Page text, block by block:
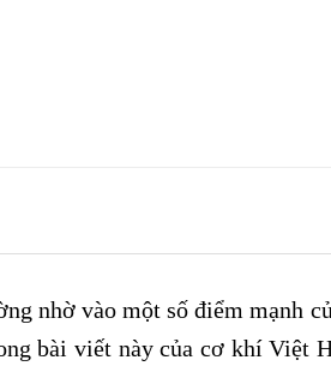
nhờ vào một số điểm mạnh
bài viết này của cơ khí Việt